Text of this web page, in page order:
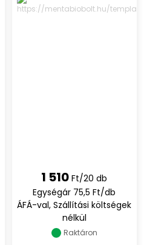
1 510 Ft/20 db
Egységár 75,5 Ft/db
ÁFÁ-val, Szállítási költségek
nélkül
Raktáron